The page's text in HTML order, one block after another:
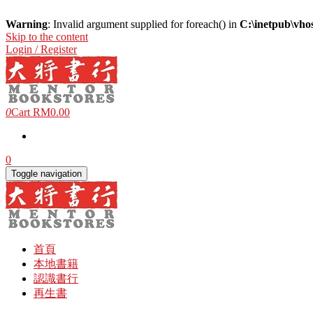
Warning: Invalid argument supplied for foreach() in
Skip to the content
Login / Register
0Cart RM0.00
0
Toggle navigation
首頁
本地書籍
認識書行
再生書